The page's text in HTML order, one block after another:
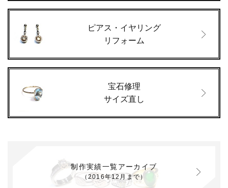
ピアス・イヤリング
リフォーム
宝石修理
サイズ直し
制作実績一覧アーカイブ
（2016年12月まで）